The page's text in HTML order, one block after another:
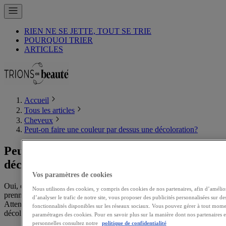
RIEN NE SE JETTE, TOUT SE TRIE
POURQUOI TRIER
ARTICLES
Accueil
Tous les articles
Cheveux
Peut-on faire une couleur par dessus une décoloration?
Peut-on faire une couleur par dessus une
décoloration?
Oui, et c'est même nécessaire car suite à la décoloration, les cheveux
prennent bien souvent une teinte blonde à orange inesthétique.
Attention au choix de la nuance de la coloration après la
décoloration!
Vos paramètres de cookies
Nous utilisons des cookies, y compris des cookies de nos partenaires, afin
d’analyser le trafic de notre site, vous proposer des publicités personnalisées sur
fonctionnalités disponibles sur les réseaux sociaux. Vous pouvez gérer à tout
paramétrages des cookies. Pour en savoir plus sur la manière dont nos partenaires
personnelles consultez notre
politique de confidentialité